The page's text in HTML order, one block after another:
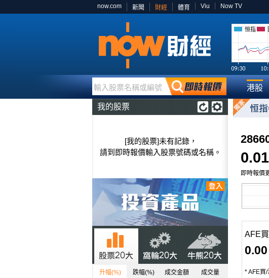
now.com 新聞 財經 體育 Viu Now TV
恒指
輸入股票名稱或編號 港股
我的股票
[我的股票]未有記錄，
請到即時報價輸入股票號碼或名稱。
升幅(%) 跌幅(%) 成交金額 成交量
即時報價
AFE
0.00
* AFE買